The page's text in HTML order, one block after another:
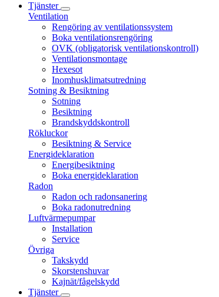
Tjänster
Ventilation
Rengöring av ventilationssystem
Boka ventilationsrengöring
OVK (obligatorisk ventilationskontroll)
Ventilationsmontage
Hexesot
Inomhusklimatsutredning
Sotning & Besiktning
Sotning
Besiktning
Brandskyddskontroll
Rökluckor
Besiktning & Service
Energideklaration
Energibesiktning
Boka energideklaration
Radon
Radon och radonsanering
Boka radonutredning
Luftvärmepumpar
Installation
Service
Övriga
Takskydd
Skorstenshuvar
Kajnät/fågelskydd
Tjänster